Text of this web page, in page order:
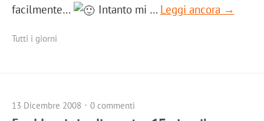
facilmente…
Intanto mi … Leggi ancora →
Tutti i giorni
13 Dicembre 2008 0 commenti